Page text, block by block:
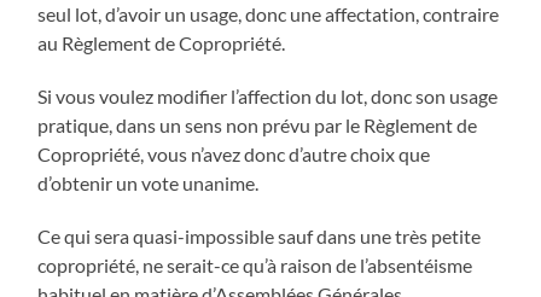
seul lot, d’avoir un usage, donc une affectation, contraire
au Règlement de Copropriété.
Si vous voulez modifier l’affection du lot, donc son usage
pratique, dans un sens non prévu par le Règlement de
Copropriété, vous n’avez donc d’autre choix que
d’obtenir un vote unanime.
Ce qui sera quasi-impossible sauf dans une très petite
copropriété, ne serait-ce qu’à raison de l’absentéisme